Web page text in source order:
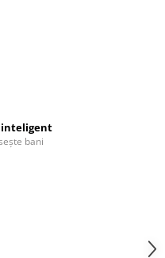
inteligent
bani